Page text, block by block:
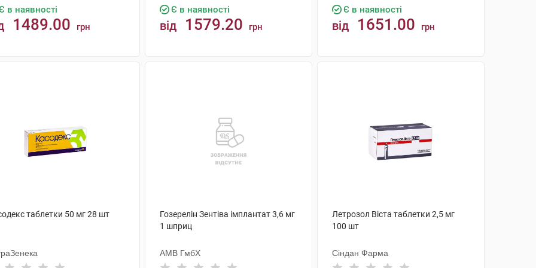
в наявності
1489.00 грн
Є в наявності
від 1579.20 грн
Є в наявності
від 1651.00 грн
таблетки 50 мг 28 шт
Гозерелін Зентіва імплантат 3,6 мг
1 шприц
АМВ ГмбХ
Летрозол Віста таблетки 2,5 мг
100 шт
Сіндан Фарма